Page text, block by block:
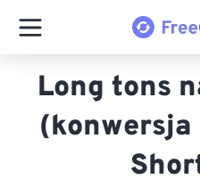
Long tons
(konwersja